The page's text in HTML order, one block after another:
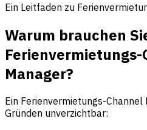
Ein Leitfaden zu
Warum brauchen
Ferienvermietungs-
Manager?
Ein Ferienvermietungs-
Gründen unverzichtbar: